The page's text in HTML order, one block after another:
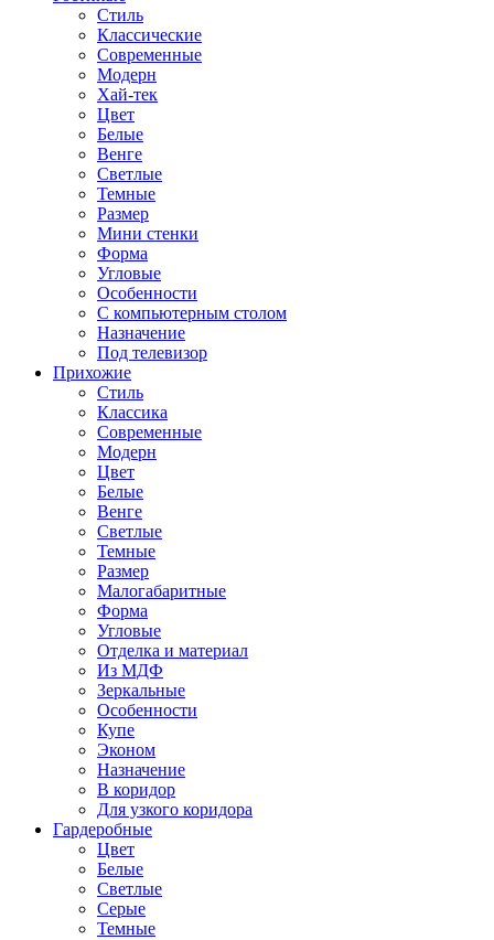
Стиль
Классические
Современные
Модерн
Хай-тек
Цвет
Белые
Венге
Светлые
Темные
Размер
Мини стенки
Форма
Угловые
Особенности
С компьютерным столом
Назначение
Под телевизор
Прихожие
Стиль
Классика
Современные
Модерн
Цвет
Белые
Венге
Светлые
Темные
Размер
Малогабаритные
Форма
Угловые
Отделка и материал
Из МДФ
Зеркальные
Особенности
Купе
Эконом
Назначение
В коридор
Для узкого коридора
Гардеробные
Цвет
Белые
Светлые
Серые
Темные